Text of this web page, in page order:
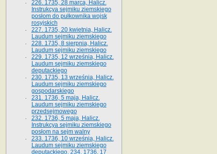
226. 1735, 28 marca, Halicz.
Instrukcya sejmiku ziemskiego
posłom do pułkownika wojsk
rosyjskich
227. 1735, 20 kwietnia, Halicz.
Laudum sejmiku ziemskiego
228. 1735, 8 sierpnia, Halicz.
Laudum sejmiku ziemskiego
229. 1735, 12 września, Halicz.
Laudum sejmiku ziemskiego
deputackiego
230. 1735, 13 września, Halicz.
Laudum sejmiku ziemskiego
gospodarskiego
231. 1736, 5 maja, Halicz.
Laudum sejmiku ziemskiego
przedsejmowego
232. 1736, 5 maja, Halicz.
Instrukcya sejmiku ziemskiego
posłom na sejm walny
233. 1736, 10 września, Halicz.
Laudum sejmiku ziemskiego
deputackiego. 234. 1736, 17